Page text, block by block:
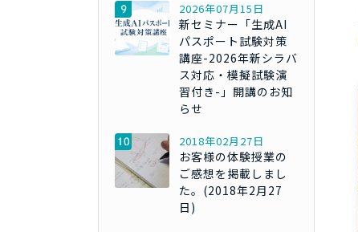
2026年07月15日
新セミナー「生成AI
パスポート試験対策
講座-2026年新シラバ
ス対応・模擬試験演
習付き-」開講のお知
らせ
2018年02月27日
お客様の体験授業の
ご感想を掲載しまし
た。(2018年2月27
日)